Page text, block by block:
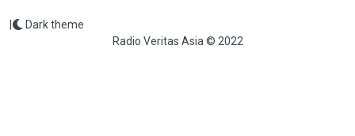
Radio Veritas Asia © 2022
Dark theme